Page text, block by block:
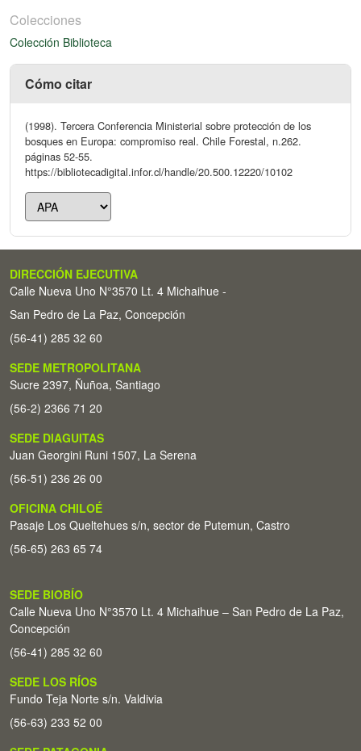
Colecciones
Colección Biblioteca
Cómo citar
(1998). Tercera Conferencia Ministerial sobre protección de los
bosques en Europa: compromiso real. Chile Forestal, n.262.
páginas 52-55.
https://bibliotecadigital.infor.cl/handle/20.500.12220/10102
DIRECCIÓN EJECUTIVA
Calle Nueva Uno N°3570 Lt. 4 Michaihue -
San Pedro de La Paz, Concepción
(56-41) 285 32 60
SEDE METROPOLITANA
Sucre 2397, Ñuñoa, Santiago
(56-2) 2366 71 20
SEDE DIAGUITAS
Juan Georgini Runi 1507, La Serena
(56-51) 236 26 00
OFICINA CHILOÉ
Pasaje Los Queltehues s/n, sector de Putemun, Castro
(56-65) 263 65 74
SEDE BIOBÍO
Calle Nueva Uno N°3570 Lt. 4 Michaihue – San Pedro de La Paz,
Concepción
(56-41) 285 32 60
SEDE LOS RÍOS
Fundo Teja Norte s/n. Valdivia
(56-63) 233 52 00